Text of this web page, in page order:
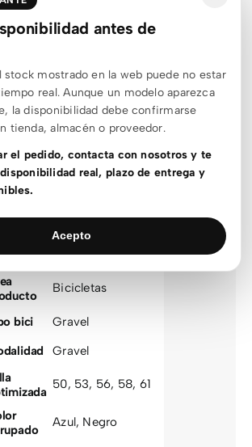
del fabricante sin
aviso
adicional
Cube
Bicicletas
bici
Gravel
Gravel
50, 53, 56, 58, 61
Azul, Negro
antes de
stock mostrado en la web puede no estar
real. Aunque un modelo aparezca
la disponibilidad debe confirmarse
tienda, almacén o proveedor.
el pedido, contacta con nosotros y te
real, plazo de entrega y
Acepto